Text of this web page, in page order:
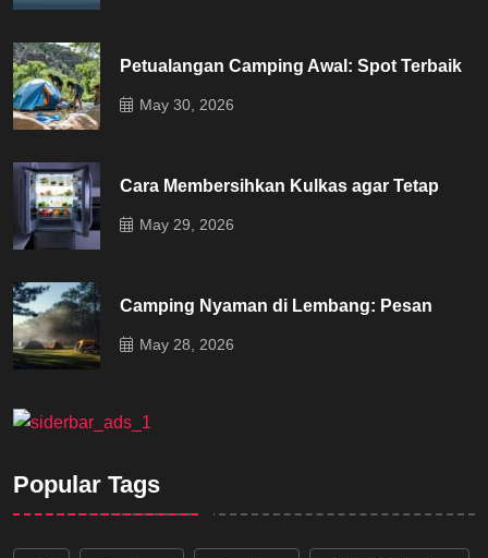
Petualangan Camping Awal: Spot Terbaik
May 30, 2026
Cara Membersihkan Kulkas agar Tetap
May 29, 2026
Camping Nyaman di Lembang: Pesan
May 28, 2026
Popular Tags